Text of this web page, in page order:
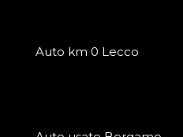
Auto km 0 Lecco